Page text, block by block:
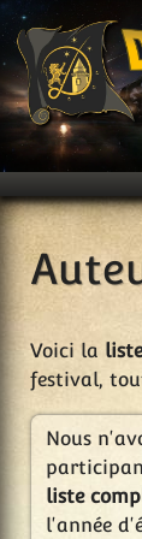
Voici la
festival,
Nous
liste
l'année